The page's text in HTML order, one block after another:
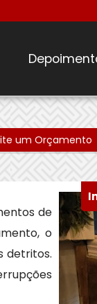
um Orçamento
de
o
detritos.